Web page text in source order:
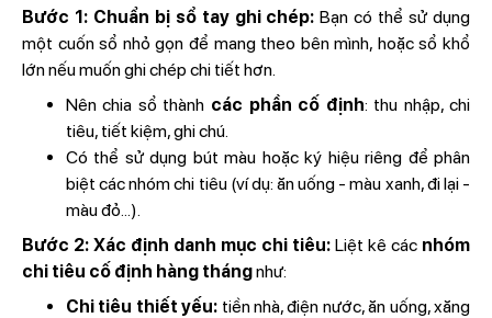
Bước 1: Chuẩn bị sổ tay ghi chép:Bạn có thể sử dụng
một cuốn sổ nhỏ gọn để mang theo bên mình, hoặc sổ khổ
lớn nếu muốn ghi chép chi tiết hơn.
Nên chia sổ thành các phần cố định: thu nhập, chi
tiêu, tiết kiệm, ghi chú.
Có thể sử dụng bút màu hoặc ký hiệu riêng để phân
biệt các nhóm chi tiêu (ví dụ: ăn uống - màu xanh, đi lại -
màu đỏ...).
Bước 2: Xác định danh mục chi tiêu:Liệt kê các nhóm
chi tiêu cố định hàng thángnhư:
Chi tiêu thiết yếu: tiền nhà, điện nước, ăn uống, xăng